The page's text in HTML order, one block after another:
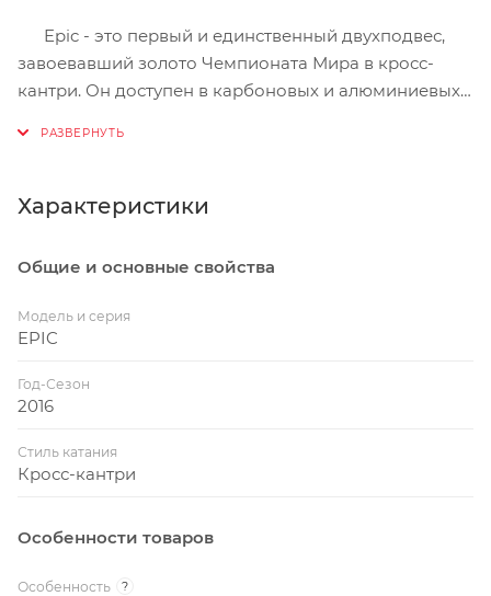
Epic - это первый и единственный двухподвес,
завоевавший золото Чемпионата Мира в кросс-
кантри. Он доступен в карбоновых и алюминиевых
все неровности покрытия и обеспечивает самую
Характеристики
Общие и основные свойства
Модель и серия
EPIC
Год-Сезон
2016
Стиль катания
Кросс-кантри
Особенности товаров
Особенность ?